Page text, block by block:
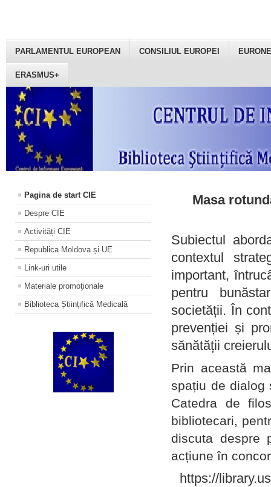
PARLAMENTUL EUROPEAN CONSILIUL EUROPEI
ERASMUS+
Pagina de start CIE
Despre CIE
Activități CIE
Republica Moldova și UE
Link-uri utile
Materiale promoţionale
Biblioteca Științifică Medicală
Masa
Subiectul
contextul
important,
pentru
societății. În
prevenției și
sănătății
Prin această
spațiu de dialog
Catedra de
bibliotecari,
discuta despre
acțiune în
https://